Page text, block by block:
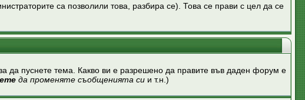
са позволили това, разбира се). Това се прави с цел да се
да пуснете тема. Какво ви е разрешено да правите във даден форум е
да променяте съобщенията си и т.н.)